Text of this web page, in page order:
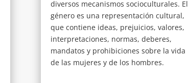
diversos mecanismos socioculturales. El
género es una representación cultural,
que contiene ideas, prejuicios, valores,
interpretaciones, normas, deberes,
mandatos y prohibiciones sobre la vida
de las mujeres y de los hombres.